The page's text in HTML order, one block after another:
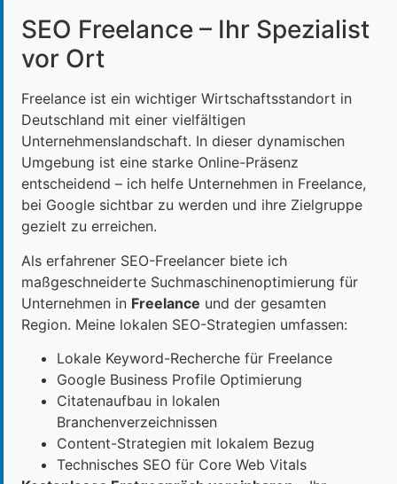
SEO Freelance – Ihr Spezialist
vor Ort
Freelance ist ein wichtiger Wirtschaftsstandort in
Deutschland mit einer vielfältigen
Unternehmenslandschaft. In dieser dynamischen
Umgebung ist eine starke Online-Präsenz
entscheidend – ich helfe Unternehmen in Freelance,
bei Google sichtbar zu werden und ihre Zielgruppe
gezielt zu erreichen.
Als erfahrener SEO-Freelancer biete ich
maßgeschneiderte Suchmaschinenoptimierung für
Unternehmen in Freelance und der gesamten
Region. Meine lokalen SEO-Strategien umfassen:
Lokale Keyword-Recherche für Freelance
Google Business Profile Optimierung
Citatenaufbau in lokalen
Branchenverzeichnissen
Content-Strategien mit lokalem Bezug
Technisches SEO für Core Web Vitals